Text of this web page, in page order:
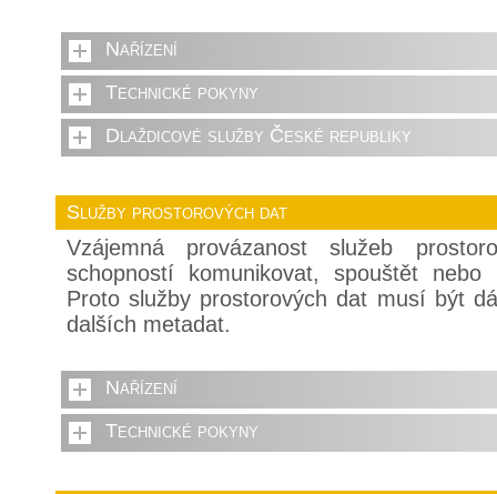
Nařízení
Technické pokyny
Dlaždicové služby České republiky
Služby prostorových dat
Vzájemná provázanost služeb
schopností komunikovat, spouštět
Proto služby prostorových dat musí být
dalších metadat.
Nařízení
Technické pokyny